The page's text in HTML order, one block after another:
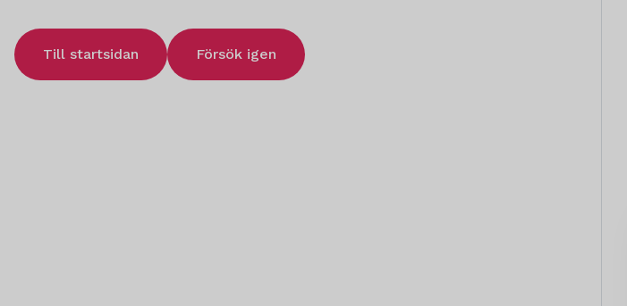
Till startsidan Försök igen